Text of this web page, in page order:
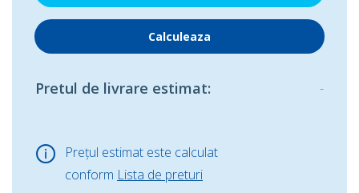
Pretul de livrare estimat: -
Prețul estimat este calculat
conform Lista de preturi